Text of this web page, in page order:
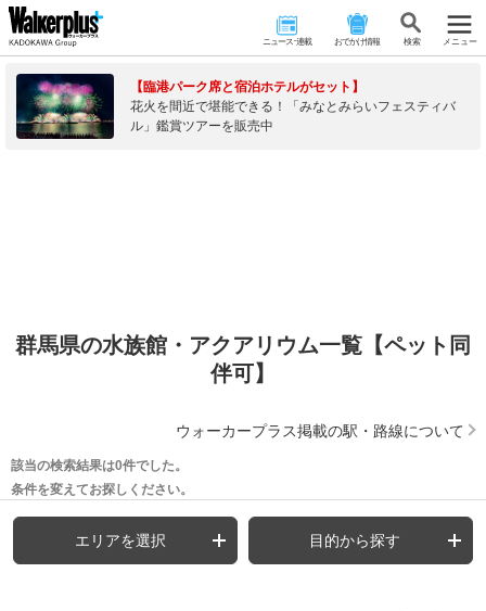
ニュース･連載 おでかけ情報 検 索 メニュー
【臨港パーク席と宿泊ホテルがセット】
花火を間近で堪能できる！「みなとみらいフェスティバ
ル」鑑賞ツアーを販売中
群馬県の水族館・アクアリウム一覧【ペット同
伴可】
ウォーカープラス掲載の駅・路線について
該当の検索結果は0件でした。
条件を変えてお探しください。
エリアを選択 目的から探す